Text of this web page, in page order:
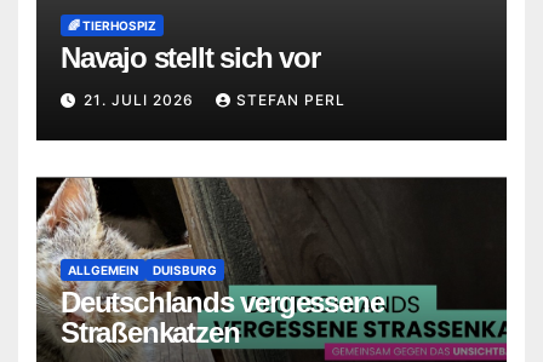
🌈 TIERHOSPIZ
Navajo stellt sich vor
21. JULI 2026 STEFAN PERL
ALLGEMEIN DUISBURG
Deutschlands vergessene
Straßenkatzen